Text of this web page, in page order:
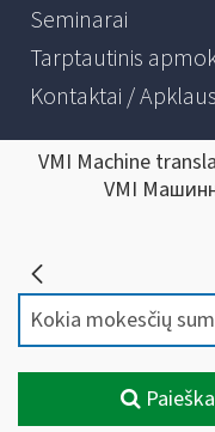
Seminarai
Tarptautinis
Kontaktai /
VMI Machine
VMI
Paieška